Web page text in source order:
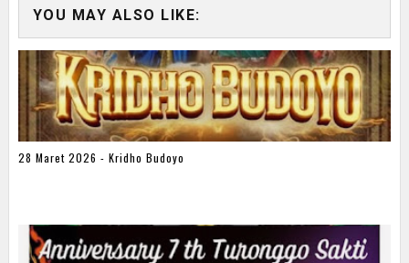
YOU MAY ALSO LIKE:
28 Maret 2026 - Kridho Budoyo